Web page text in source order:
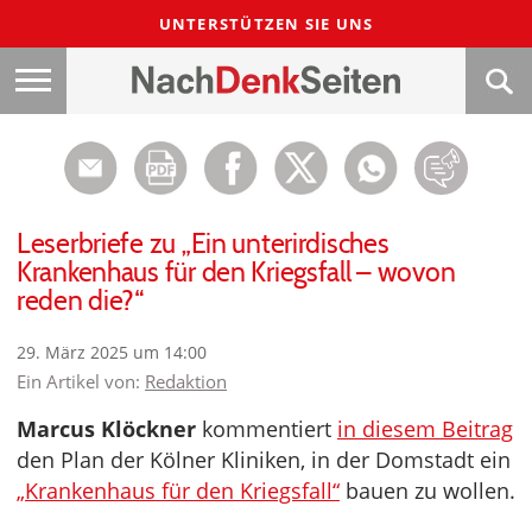
UNTERSTÜTZEN SIE UNS
Leserbriefe zu „Ein unterirdisches
Krankenhaus für den Kriegsfall – wovon
reden die?“
29. März 2025 um 14:00
Ein Artikel von: Redaktion
Marcus Klöckner kommentiert in diesem Beitrag
den Plan der Kölner Kliniken, in der Domstadt ein
„Krankenhaus für den Kriegsfall“ bauen zu wollen.